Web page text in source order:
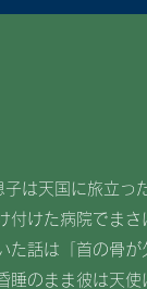
は天国に旅立っ
付けた病院でま
た話は「首の骨
睡のまま彼は天使